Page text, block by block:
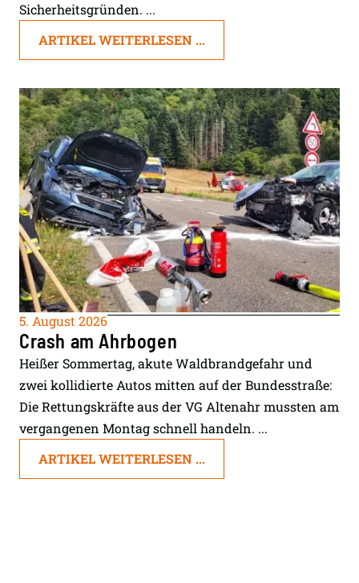
Sicherheitsgründen. ...
ARTIKEL WEITERLESEN ...
5. August 2026
Crash am Ahrbogen
Heißer Sommertag, akute Waldbrandgefahr und
zwei kollidierte Autos mitten auf der Bundesstraße:
Die Rettungskräfte aus der VG Altenahr mussten am
vergangenen Montag schnell handeln. ...
ARTIKEL WEITERLESEN ...